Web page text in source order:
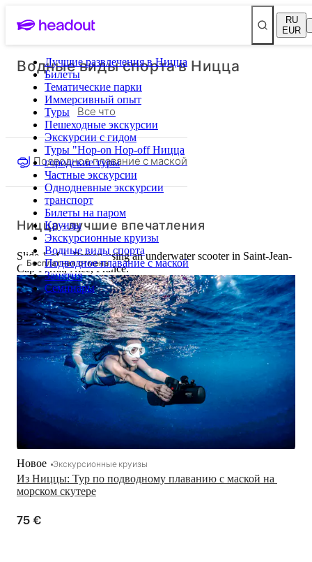
RU
EUR
Лучшие развлечения в Ницца
Билеты
Тематические парки
Иммерсивный опыт
Туры
Пешеходные экскурсии
Экскурсии с гидом
Туры "Hop-on Hop-off Ницца
городские туры
Частные экскурсии
Однодневные экскурсии
транспорт
Билеты на паром
Круизы
Экскурсионные круизы
Водные виды спорта
Подводное плавание с маской
Занятия
Семинары
Водные виды спорта в Ницца
Все что
Подводное плавание с маской
Ницца - лучшие впечатления
Бесплатная отмена
Slide 1 of 1, Person using an underwater scooter in Saint-Jean-
Cap-Ferrat, Nice, France.
Из Ниццы: Тур по подводному плаванию с маской на
морском скутере
Новое Экскурсионные круизы
75 €